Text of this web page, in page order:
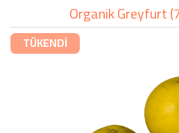
Organik Greyfurt
TÜKENDİ